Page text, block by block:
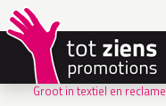
Groot in textiel en reclame